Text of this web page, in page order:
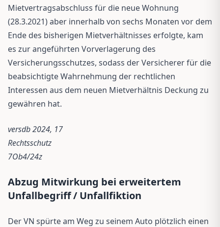
Mietvertragsabschluss für die neue Wohnung
(28.3.2021) aber innerhalb von sechs Monaten vor dem
Ende des bisherigen Mietverhältnisses erfolgte, kam
es zur angeführten Vorverlagerung des
Versicherungsschutzes, sodass der Versicherer für die
beabsichtigte Wahrnehmung der rechtlichen
Interessen aus dem neuen Mietverhältnis Deckung zu
gewähren hat.
versdb 2024, 17
Rechtsschutz
7Ob4/24z
Abzug Mitwirkung bei erweitertem
Unfallbegriff / Unfallfiktion
Der VN spürte am Weg zu seinem Auto plötzlich einen